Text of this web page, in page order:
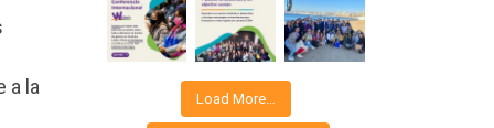
a la
Load More…